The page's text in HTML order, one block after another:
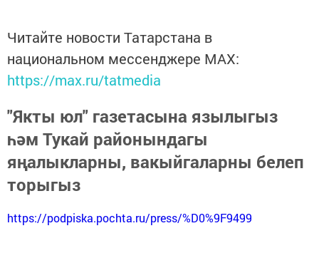
Читайте новости Татарстана в
национальном мессенджере MАХ:
https://max.ru/tatmedia
"Якты юл" газетасына язылыгыз
һәм Тукай районындагы
яңалыкларны, вакыйгаларны белеп
торыгыз
https://podpiska.pochta.ru/press/%D0%9F9499